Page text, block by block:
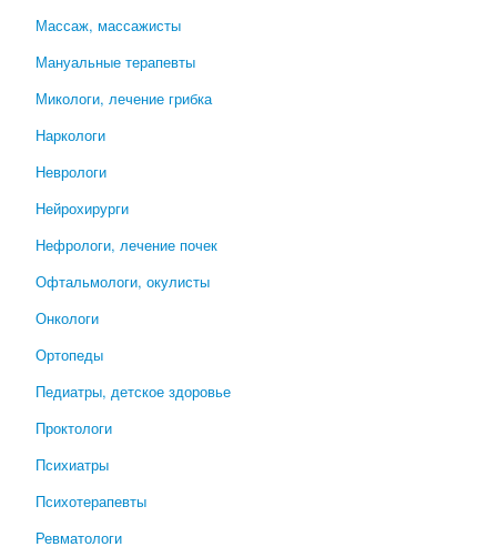
Массаж, массажисты
Мануальные терапевты
Микологи, лечение грибка
Наркологи
Неврологи
Нейрохирурги
Нефрологи, лечение почек
Офтальмологи, окулисты
Онкологи
Ортопеды
Педиатры, детское здоровье
Проктологи
Психиатры
Психотерапевты
Ревматологи